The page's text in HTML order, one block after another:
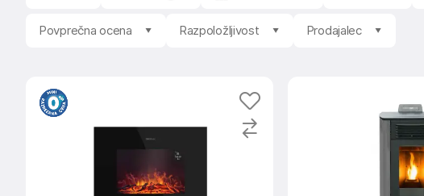
Povprečna ocena Razpoložljivost Prodajalec